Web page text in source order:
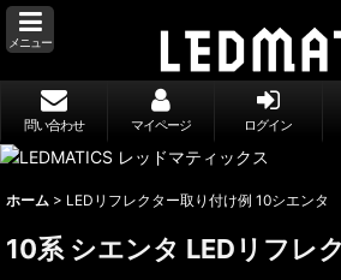
メニュー
問い合わせ マイページ ログイン
ホーム > LEDリフレクター取り付け例 10シエンタ
10系 シエンタ LEDリフレ